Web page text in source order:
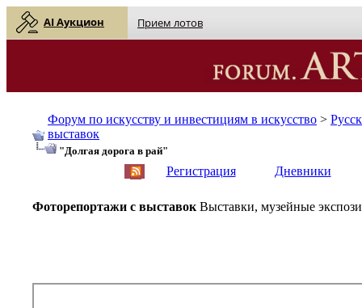
AI Аукцион Прием лотов
Форум по искусству и инвестициям в искусство >
выставок
"Долгая дорога в рай"
Регистрация Дневники
Фоторепортажи с выставок Выставки, музейные